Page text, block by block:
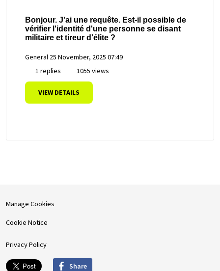
Bonjour. J'ai une requête. Est-il possible de
vérifier l'identité d'une personne se disant
militaire et tireur d'élite ?
General 25 November, 2025 07:49
1 replies
1055 views
VIEW DETAILS
Manage Cookies
Cookie Notice
Privacy Policy
Share